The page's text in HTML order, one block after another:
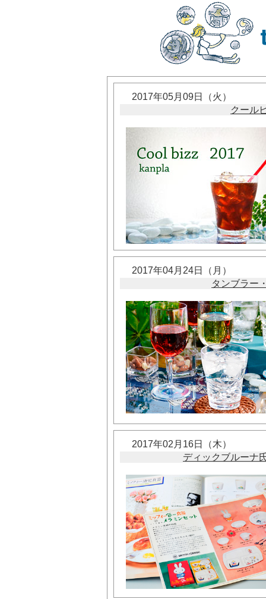
2017年05月09日（火）
クール
2017年04月24日（月）
タンブラー
2017年02月16日（木）
ディックブルーナ